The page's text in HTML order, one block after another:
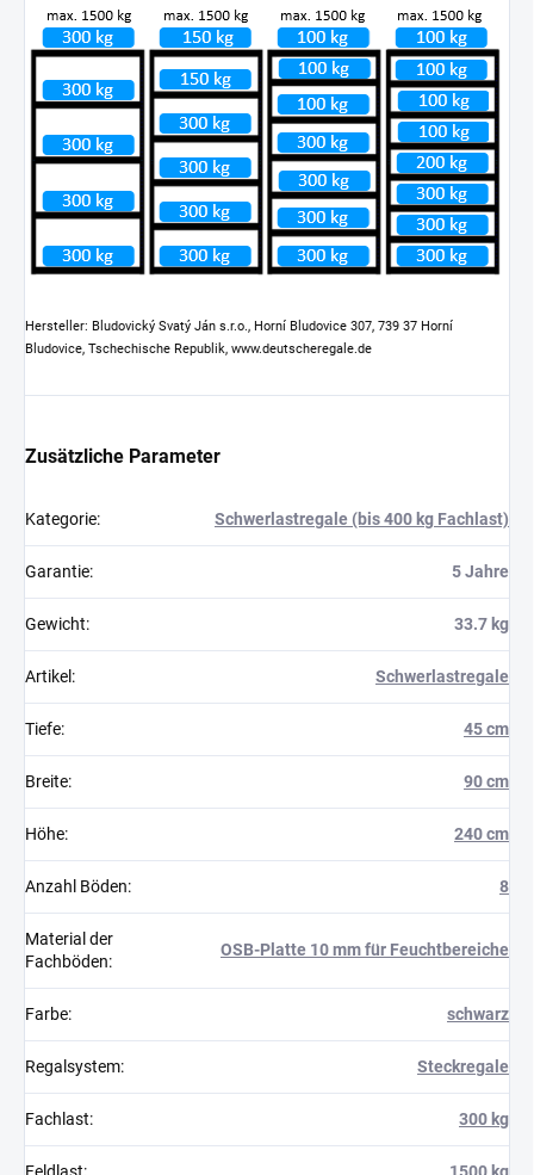
Hersteller: Bludovický Svatý Ján s.r.o., Horní Bludovice 307, 739 37 Horní
Bludovice, Tschechische Republik, www.deutscheregale.de
Zusätzliche Parameter
Kategorie: Schwerlastregale (bis 400 kg Fachlast)
Garantie: 5 Jahre
Gewicht: 33.7 kg
Artikel : Schwerlastregale
Tiefe: 45 cm
Breite: 90 cm
Höhe: 240 cm
Anzahl Böden: 8
Material der
Fachböden:
OSB-Platte 10 mm für Feuchtbereiche
Farbe: schwarz
Regalsystem: Steckregale
Fachlast: 300 kg